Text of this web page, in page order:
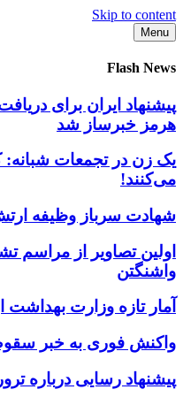
Skip to content
Menu
Flash News
پیشنهاد ایران برای
هرمز خبرساز شد
یک زن در تجمعات شبانه:
می‌کنند!
شهادت سرباز وظیفه
اولین تصاویر از مراسم
واشنگتن
آمار تازه وزارت بهداشت
واکنش فوری به خبر
پیشنهاد رسایی درباره